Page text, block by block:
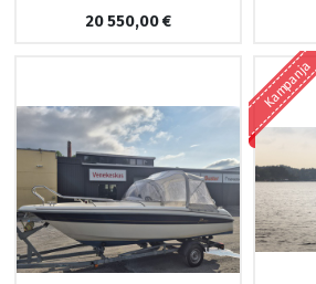
20 550,00€
Kampanja